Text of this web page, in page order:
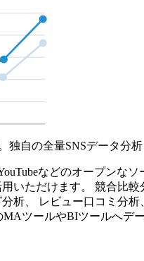
独自の全量SNSデータ分
などのオープンな
いただけます。 競合比
析、 レビュー口コミ分
ツールやBIツールへデ